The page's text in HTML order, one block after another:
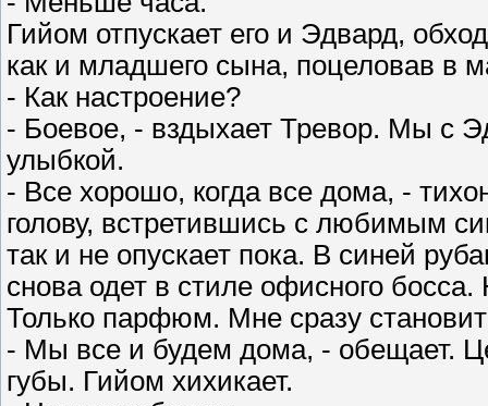
Гийом отпускает его и Эдвард,
как и младшего сына, поцеловав в
- Как настроение?
- Боевое, - вздыхает Тревор. Мы с
улыбкой.
- Все хорошо, когда все дома, -
голову, встретившись с любимым
так и не опускает пока. В синей
снова одет в стиле офисного
Только парфюм. Мне сразу
- Мы все и будем дома, - обещает.
губы. Гийом хихикает.